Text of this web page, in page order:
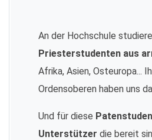
An der Hochschule
Priesterstudenten aus
Afrika, Asien, Osteuropa...
Ordensoberen haben uns
Und für diese
Unterstützer die bereit